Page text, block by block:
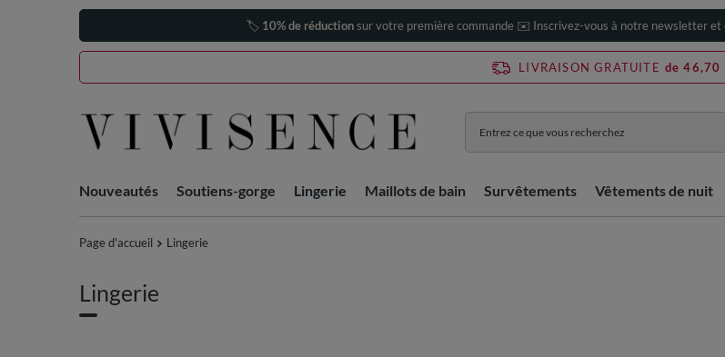
🏷️ 10% de réductionsur votre première commande ✉️ Inscrivez-vous à notre newsletter et
LIVRAISON GRATUITE de 46,70
Nouveautés Soutiens-gorge Lingerie Maillots de bain Survêtements Vêtements de nuit
Page d'accueil Lingerie
Lingerie